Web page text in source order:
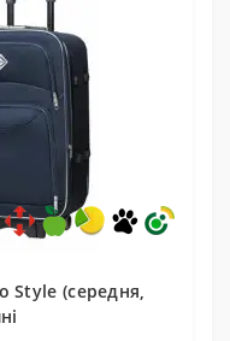
Style (середня,